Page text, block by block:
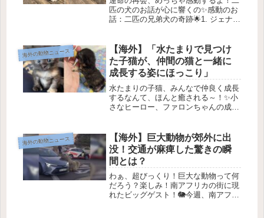
匹の犬のお話が心に響くの✨感動のお
話：二匹の兄弟犬の奇跡🌟1. ジェナと
地方の保護施設の住人リストを見てい
た時のこと。一匹の子犬、バー...
海外の動物ニュース
【海外】「水たまりで見つけ
た子猫が、仲間の猫と一緒に
成長する姿にほっこり」
水たまりの子猫、みんなで仲良く成長
するなんて、ほんと癒される～！✨小
さなヒーロー、ファロンちゃんの成長
猫ファロンが兄弟と一緒にやってきた
んだ！なんと、彼女たちは 裏のポ...
海外の動物ニュース
【海外】巨大動物が郊外に出
没！交通が麻痺した驚きの瞬
間とは？
わぁ、超びっくり！巨大な動物って何
だろう？楽しみ！南アフリカの街に現
れたビッグゲスト！🐘今週、南アフリ